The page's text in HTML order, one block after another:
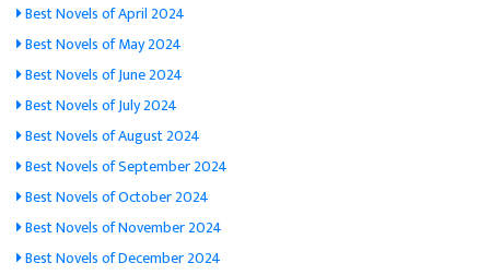
Best Novels of April 2024
Best Novels of May 2024
Best Novels of June 2024
Best Novels of July 2024
Best Novels of August 2024
Best Novels of September 2024
Best Novels of October 2024
Best Novels of November 2024
Best Novels of December 2024